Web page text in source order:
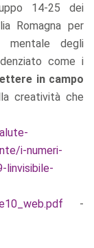
14-25 dei
Romagna per
degli
come i
in campo
creatività che
i-numeri-
linvisibile-
-